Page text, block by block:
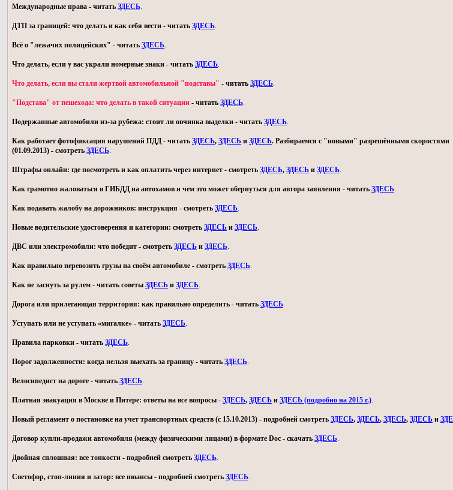
Международные права - читать ЗДЕСЬ.
ДТП за границей: что делать и как себя вести - читать ЗДЕСЬ.
Всё о "лежачих полицейских" - читать ЗДЕСЬ.
Что делать, если у вас украли номерные знаки - читать ЗДЕСЬ.
Что делать, если вы стали жертвой автомобильной "подставы" - читать ЗДЕСЬ.
"Подстава" от пешехода: что делать в такой ситуации - читать ЗДЕСЬ.
Подержанные автомобили из-за рубежа: стоит ли овчинка выделки - читать ЗДЕСЬ.
Как работает фотофиксация нарушений ПДД - читать ЗДЕСЬ, ЗДЕСЬ и ЗДЕСЬ. Разбираемся с "новыми" разрешёнными скоростями
(01.09.2013) - смотреть ЗДЕСЬ.
Штрафы онлайн: где посмотреть и как оплатить через интернет - смотреть ЗДЕСЬ, ЗДЕСЬ и ЗДЕСЬ.
Как грамотно жаловаться в ГИБДД на автохамов и чем это может обернуться для автора заявления - читать ЗДЕСЬ.
Как подавать жалобу на дорожников: инструкция - смотреть ЗДЕСЬ.
Новые водительские удостоверения и категории: смотреть ЗДЕСЬ и ЗДЕСЬ.
ДВС или электромобили: что победит - смотреть ЗДЕСЬ и ЗДЕСЬ.
Как правильно перевозить грузы на своём автомобиле - смотреть ЗДЕСЬ.
Как не заснуть за рулем - читать советы ЗДЕСЬ и ЗДЕСЬ.
Дорога или прилегающая территория: как правильно определить - читать ЗДЕСЬ.
Уступать или не уступать «мигалке» - читать ЗДЕСЬ.
Правила парковки - читать ЗДЕСЬ.
Порог задолженности: когда нельзя выехать за границу - читать ЗДЕСЬ.
Велосипедист на дороге - читать ЗДЕСЬ.
Платная эвакуация в Москве и Питере: ответы на все вопросы - ЗДЕСЬ, ЗДЕСЬ и ЗДЕСЬ (подробно на 2015 г.).
Новый регламент о постановке на учет транспортных средств (с 15.10.2013) - подробней смотреть ЗДЕСЬ, ЗДЕСЬ, ЗДЕСЬ, ЗДЕСЬ и
Договор купли-продажи автомобиля (между физическими лицами) в формате Doc - скачать ЗДЕСЬ.
Двойная сплошная: все тонкости - подробней смотреть ЗДЕСЬ.
Светофор, стоп-линия и затор: все нюансы - подробней смотреть ЗДЕСЬ.